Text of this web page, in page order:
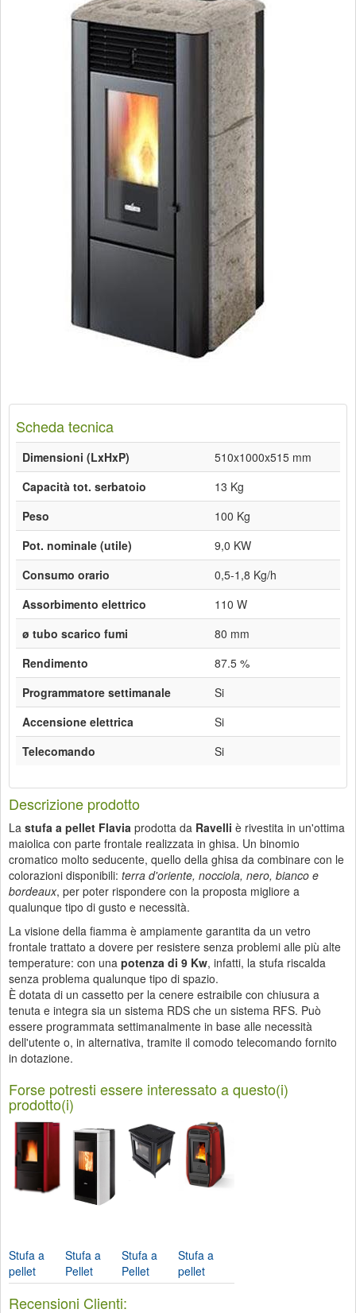
Scheda tecnica
Dimensioni (LxHxP)
510x1000x515 mm
Capacità tot. serbatoio
13 Kg
Peso
100 Kg
Pot. nominale (utile)
9,0 KW
Consumo orario
0,5-1,8 Kg/h
Assorbimento elettrico
110 W
ø tubo scarico fumi
80 mm
Rendimento
87.5 %
Programmatore settimanale
Si
Accensione elettrica
Si
Telecomando
Si
Descrizione prodotto
La stufa a pellet Flavia prodotta da Ravelli è rivestita in un'ottima
maiolica con parte frontale realizzata in ghisa. Un binomio
cromatico molto seducente, quello della ghisa da combinare con le
colorazioni disponibili: terra d'oriente, nocciola, nero, bianco e
bordeaux, per poter rispondere con la proposta migliore a
qualunque tipo di gusto e necessità.
La visione della fiamma è ampiamente garantita da un vetro
frontale trattato a dovere per resistere senza problemi alle più alte
temperature: con una potenza di 9 Kw, infatti, la stufa riscalda
senza problema qualunque tipo di spazio.
È dotata di un cassetto per la cenere estraibile con chiusura a
tenuta e integra sia un sistema RDS che un sistema RFS. Può
essere programmata settimanalmente in base alle necessità
dell'utente o, in alternativa, tramite il comodo telecomando fornito
in dotazione.
Forse potresti essere interessato a questo(i)
prodotto(i)
Stufa a
pellet
Dorina-
Nordica
Stufa a
Pellet
Rv100
ventilata-
Stufa a
Pellet
Spillo-
Ravelli
Stufa a
pellet
Agata
Recensioni Clienti: